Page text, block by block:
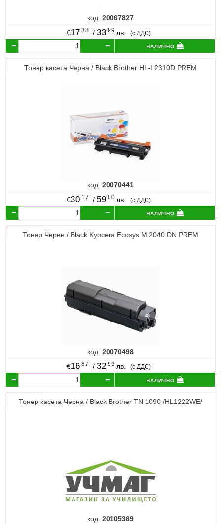
код: 20067827
€17 38 / 33 99 лв. (с ДДС)
налично
Тонер касета Черна / Black Brother HL-L2310D PREM
код: 20070441
€30 17 / 59 00 лв. (с ДДС)
налично
Тонер Черен / Black Kyocera Ecosys M 2040 DN PREM
код: 20070498
€16 87 / 32 99 лв. (с ДДС)
налично
Тонер касета Черна / Black Brother TN 1090 /HL1222WE/
код: 20105369